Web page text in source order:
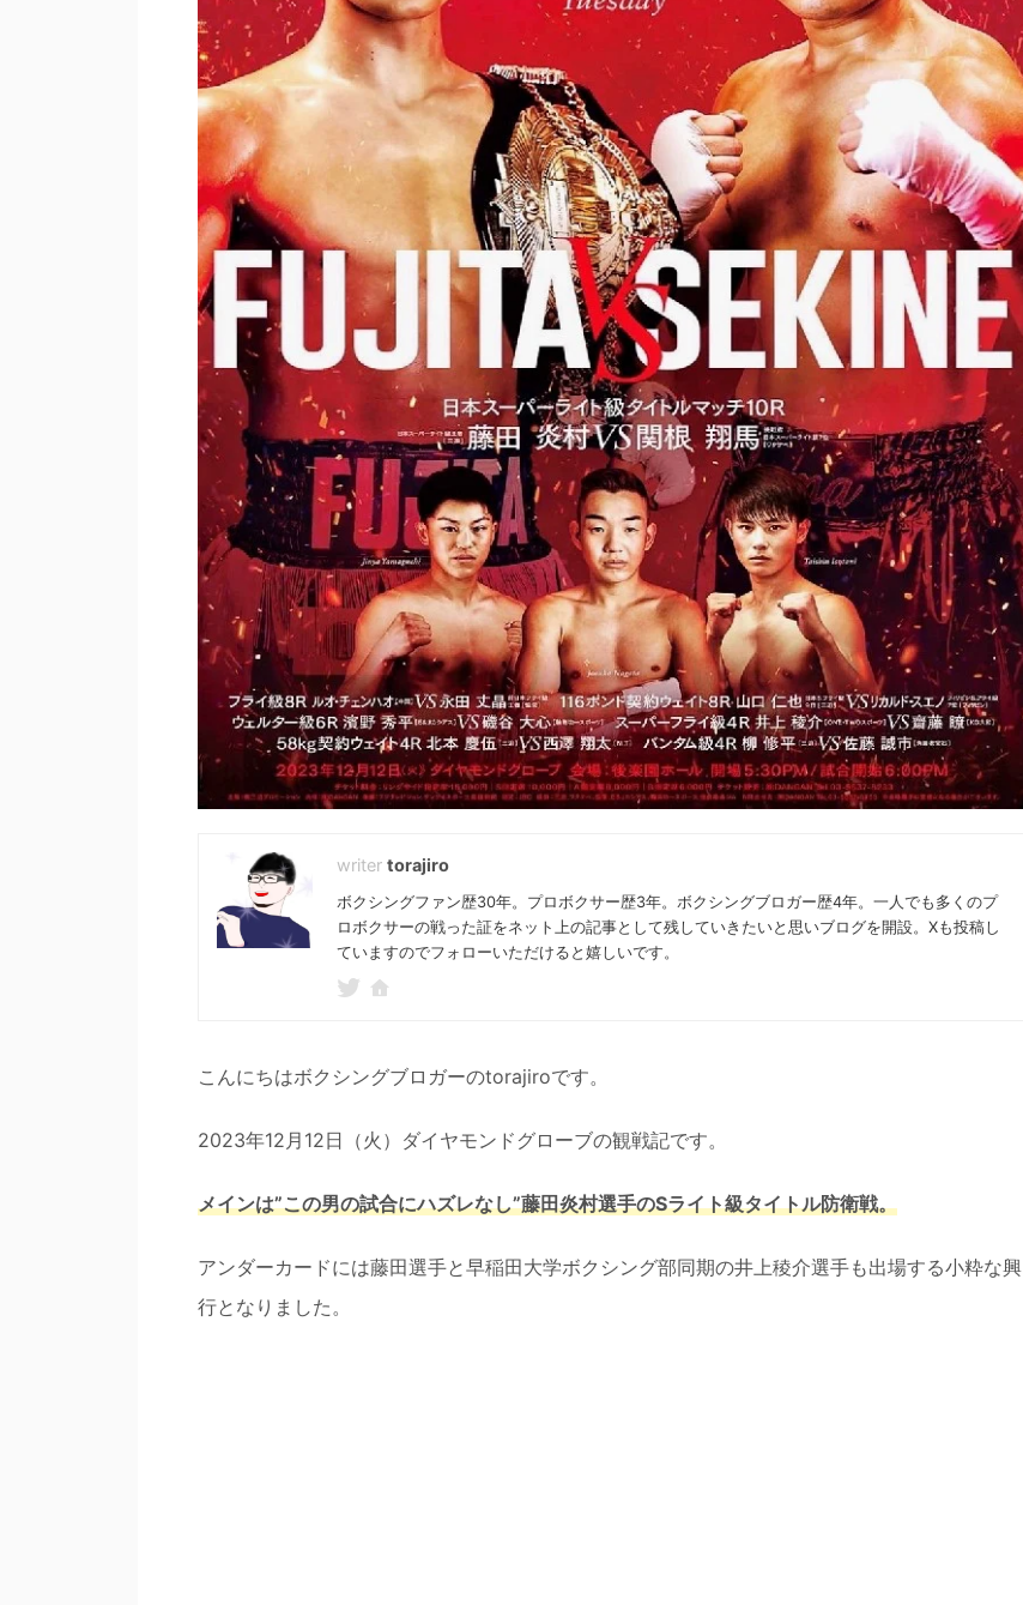
torajiro
ボクシングファン歴30年。プロボクサー歴3年。ボクシングブロガー歴4年。一人でも多くのプ
ロボクサーの戦った証をネット上の記事として残していきたいと思いブログを開設。Xも投稿し
ていますのでフォローいただけると嬉しいです。
こんにちはボクシングブロガーのtorajiroです。
2023年12月12日（火）ダイヤモンドグローブの観戦記です。
メインは”この男の試合にハズレなし”藤田炎村選手のSライト級タイトル防衛戦。
アンダーカードには藤田選手と早稲田大学ボクシング部同期の井上稜介選手も出場する小粋な興
行となりました。